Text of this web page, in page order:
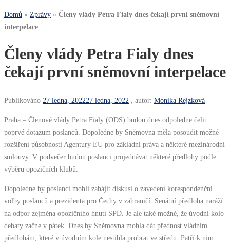
Domů » Zprávy » Členy vlády Petra Fialy dnes čekají první sněmovní
interpelace
Členy vlády Petra Fialy dnes
čekají první sněmovní interpelace
Publikováno 27 ledna, 202227 ledna, 2022 , autor: Monika Rejzková
Praha – Členové vlády Petra Fialy (ODS) budou dnes odpoledne čelit
poprvé dotazům poslanců. Dopoledne by Sněmovna měla posoudit možné
rozšíření působnosti Agentury EU pro základní práva a některé mezinárodní
smlouvy. V podvečer budou poslanci projednávat některé předlohy podle
výběru opozičních klubů.
Dopoledne by poslanci mohli zahájit diskusi o zavedení korespondenční
volby poslanců a prezidenta pro Čechy v zahraničí. Senátní předloha naráží
na odpor zejména opozičního hnutí SPD. Je ale také možné, že úvodní kolo
debaty začne v pátek. Dnes by Sněmovna mohla dát přednost vládním
předlohám, které v úvodním kole nestihla probrat ve středu. Patří k nim